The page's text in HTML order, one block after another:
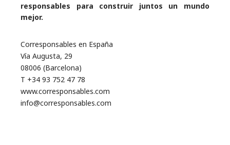
responsables para construir juntos un mundo
mejor.
Corresponsables en España
Vía Augusta, 29
08006 (Barcelona)
T +34 93 752 47 78
www.corresponsables.com
info@corresponsables.com